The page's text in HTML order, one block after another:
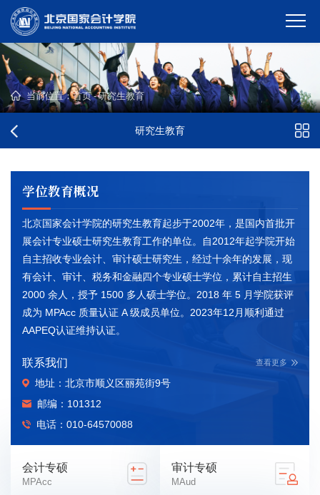
当前位置：首页-研究生教育
研究生教育
学位教育概况
北京国家会计学院的研究生教育起步于2002年，是国内首批开
展会计专业硕士研究生教育工作的单位。自2012年起学院开始
自主招收专业会计、审计硕士研究生，经过十余年的发展，现
有会计、审计、税务和金融四个专业硕士学位，累计自主招生
2000 余人，授予 1500 多人硕士学位。2018 年 5 月学院获评
成为 MPAcc 质量认证 A 级成员单位。2023年12月顺利通过
AAPEQ认证维持认证。
联系我们 查看更多
地址：北京市顺义区丽苑街9号
邮编：101312
电话：010-64570088
会计专硕
MPAcc
审计专硕
MAud